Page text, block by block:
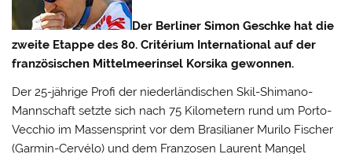
Der Berliner Simon Geschke hat die
zweite Etappe des 80. Critérium International auf der
französischen Mittelmeerinsel Korsika gewonnen.
Der 25-jährige Profi der niederländischen Skil-Shimano-
Mannschaft setzte sich nach 75 Kilometern rund um Porto-
Vecchio im Massensprint vor dem Brasilianer Murilo Fischer
(Garmin-Cervélo) und dem Franzosen Laurent Mangel